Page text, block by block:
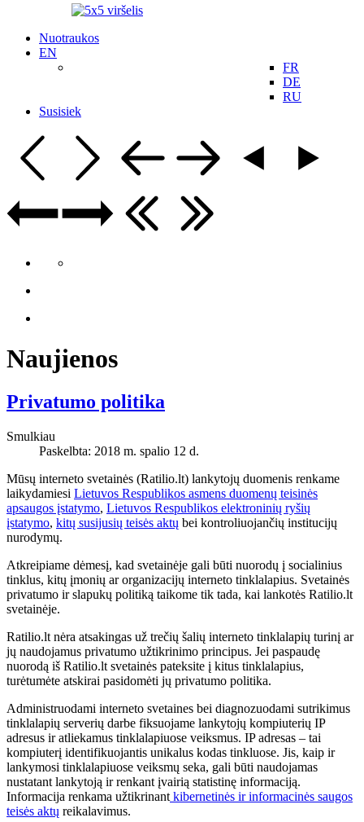
Nuotraukos
EN
FR
DE
RU
Susisiek
Naujienos
Privatumo politika
Smulkiau
Paskelbta: 2018 m. spalio 12 d.
Mūsų interneto svetainės (Ratilio.lt) lankytojų duomenis renkame
laikydamiesi Lietuvos Respublikos asmens duomenų teisinės
apsaugos įstatymo, Lietuvos Respublikos elektroninių ryšių
įstatymo, kitų susijusių teisės aktų bei kontroliuojančių institucijų
nurodymų.
Atkreipiame dėmesį, kad svetainėje gali būti nuorodų į socialinius
tinklus, kitų įmonių ar organizacijų interneto tinklalapius. Svetainės
privatumo ir slapukų politiką taikome tik tada, kai lankotės Ratilio.lt
svetainėje.
Ratilio.lt nėra atsakingas už trečių šalių interneto tinklalapių turinį ar
jų naudojamus privatumo užtikrinimo principus. Jei paspaudę
nuorodą iš Ratilio.lt svetainės pateksite į kitus tinklalapius,
turėtumėte atskirai pasidomėti jų privatumo politika.
Administruodami interneto svetaines bei diagnozuodami sutrikimus
tinklalapių serverių darbe fiksuojame lankytojų kompiuterių IP
adresus ir atliekamus tinklalapiuose veiksmus. IP adresas – tai
kompiuterį identifikuojantis unikalus kodas tinkluose. Jis, kaip ir
lankymosi tinklalapiuose veiksmų seka, gali būti naudojamas
nustatant lankytoją ir renkant įvairią statistinę informaciją.
Informacija renkama užtikrinant kibernetinės ir informacinės saugos
teisės aktų reikalavimus.